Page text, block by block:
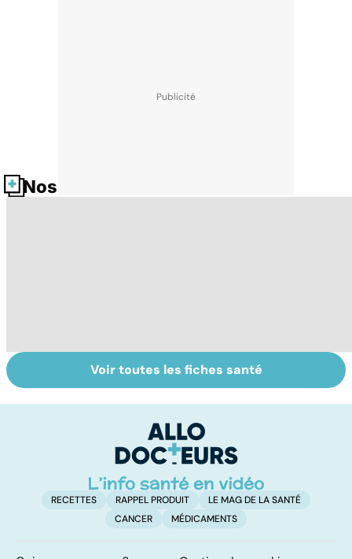
Nos fiches santé
La vésicule
biliaire et ses
La stomie : un
court-circuit
Voir toutes les fiches santé
RECETTES RAPPEL PRODUIT
LE MAG DE LA SANTÉ
CANCER
MÉDICAMENTS